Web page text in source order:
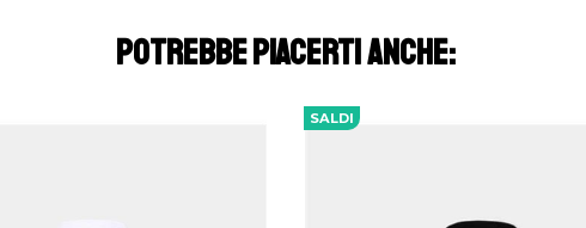
POTREBBE PIACERTI ANCHE:
SALDI